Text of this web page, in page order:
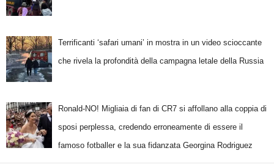
Terrificanti ‘safari umani’ in mostra in un video scioccante
che rivela la profondità della campagna letale della Russia
Ronald-NO! Migliaia di fan di CR7 si affollano alla coppia di
sposi perplessa, credendo erroneamente di essere il
famoso fotballer e la sua fidanzata Georgina Rodriguez